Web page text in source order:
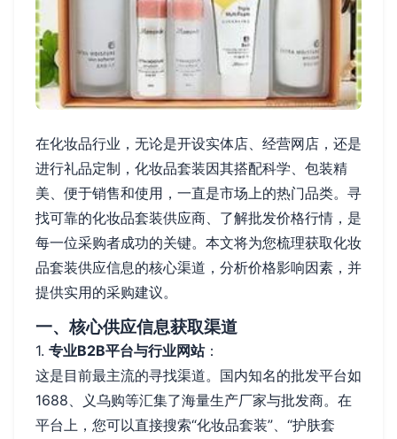
在化妆品行业，无论是开设实体店、经营网店，还是
进行礼品定制，化妆品套装因其搭配科学、包装精
美、便于销售和使用，一直是市场上的热门品类。寻
找可靠的化妆品套装供应商、了解批发价格行情，是
每一位采购者成功的关键。本文将为您梳理获取化妆
品套装供应信息的核心渠道，分析价格影响因素，并
提供实用的采购建议。
一、核心供应信息获取渠道
1. 专业B2B平台与行业网站：
这是目前最主流的寻找渠道。国内知名的批发平台如
1688、义乌购等汇集了海量生产厂家与批发商。在
平台上，您可以直接搜索“化妆品套装”、“护肤套